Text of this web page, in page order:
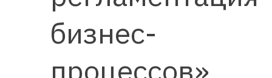
бизнес-
процессов»